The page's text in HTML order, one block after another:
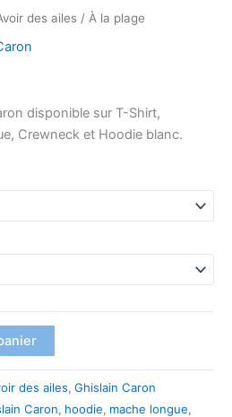
des ailes / À la plage
disponible sur T-Shirt,
Crewneck et Hoodie blanc.
des ailes, Ghislain Caron
Caron, hoodie, mache longue,